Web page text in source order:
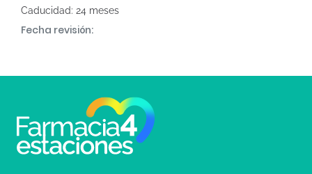
Caducidad: 24 meses
Fecha revisión: